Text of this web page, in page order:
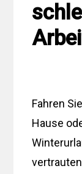
Fahren
Hause